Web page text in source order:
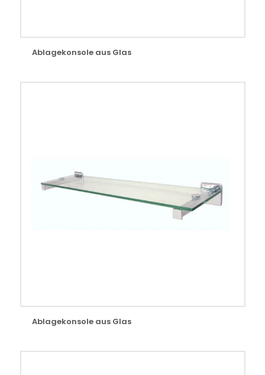
Ablagekonsole aus Glas
Ablagekonsole aus Glas